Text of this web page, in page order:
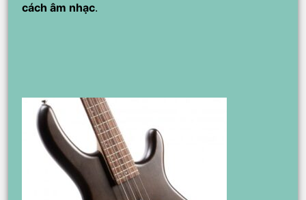
cách âm nhạc.